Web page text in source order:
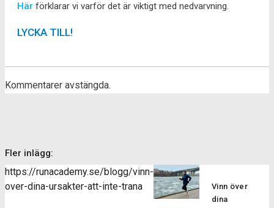
Här förklarar vi varför det är viktigt med nedvarvning.
LYCKA TILL!
Kommentarer avstängda.
Fler inlägg:
https://runacademy.se/blogg/vinn-
over-dina-ursakter-att-inte-trana
Vinn över
dina